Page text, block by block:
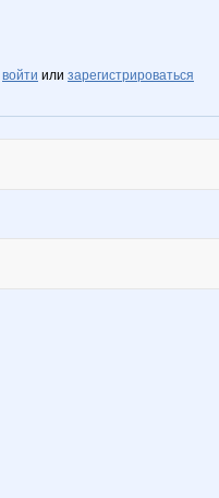
войти или зарегистрироваться